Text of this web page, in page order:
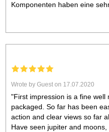
Komponenten haben eine
Wrote by Guest on 17.07.2020
"First impression is a fine
packaged. So far has been
action and clear views so far
Have seen jupiter and